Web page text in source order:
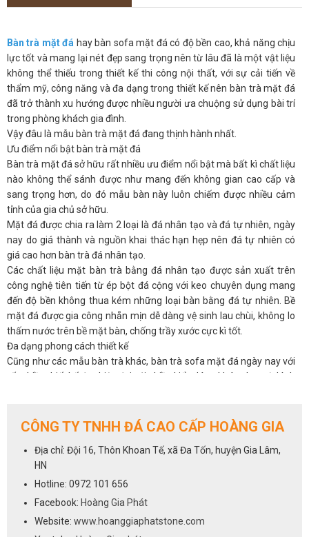
Bàn trà mặt đá hay bàn sofa mặt đá có độ bền cao, khả năng chịu
lực tốt và mang lại nét đẹp sang trọng nên từ lâu đã là một vật liệu
không thể thiếu trong thiết kế thi công nội thất, với sự cải tiến về
thẩm mỹ, công năng và đa dạng trong thiết kế nên bàn trà mặt đá
đã trở thành xu hướng được nhiều người ưa chuộng sử dụng bài trí
trong phòng khách gia đình.
Vậy đâu là mẫu bàn trà mặt đá đang thịnh hành nhất.
Ưu điểm nổi bật bàn trà mặt đá
Bàn trà mặt đá sở hữu rất nhiều ưu điểm nổi bật mà bất kì chất liệu
nào không thể sánh được như mang đến không gian cao cấp và
sang trọng hơn, do đó mẫu bàn này luôn chiếm được nhiều cảm
tỉnh của gia chủ sở hữu.
Mặt đá được chia ra làm 2 loại là đá nhân tạo và đá tự nhiên, ngày
nay do giá thành và nguồn khai thác hạn hẹp nên đá tự nhiên có
giá cao hơn bàn trà đá nhân tạo.
Các chất liệu mặt bàn trà bằng đá nhân tạo được sản xuất trên
công nghệ tiên tiến từ ép bột đá cộng với keo chuyên dụng mang
đến độ bền không thua kém những loại bàn bằng đá tự nhiên. Bề
mặt đá được gia công nhẵn mịn dễ dàng vệ sinh lau chùi, không lo
thấm nước trên bề mặt bàn, chống trầy xước cực kì tốt.
Đa dạng phong cách thiết kế
Cũng như các mẫu bàn trà khác, bàn trà sofa mặt đá ngày nay với
rất nhiều thiết kế đẹp hiện đại với nhiều kiểu dáng khác nhau từ hình
và dễ kết hợp cùng các mẫu ghế sofa gia đình.
cùng các loại chất liệu khác nhau tạo nên nét riêng và sự độc đáo
cho từng sản phẩm. Bàn mặt đá kết hợp với chân bàn gỗ mang đến
vẻ đẹp truyền thống cổ kính thể hiện sự giản dị và mộc mạc, còn
bàn trà mặt đá chân sắt lại mang đến sự chắc chắn, một không
Bàn trà mặt đá được làm từ chất liệu đá nhân tạo, giúp cho phòng
CÔNG TY TNHH ĐÁ CAO CẤP HOÀNG GIA
Địa chỉ: Đội 16, Thôn Khoan Tế, xã Đa Tốn, huyện Gia Lâm,
HN
Hotline: 0972 101 656
Facebook: Hoàng Gia Phát
Website: www.hoanggiaphatstone.com